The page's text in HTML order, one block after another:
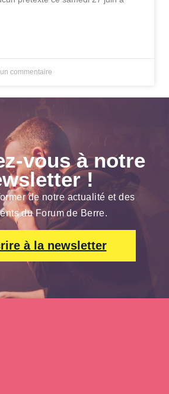
commentaire
vous à notre
!
de notre actualité et des
du Forum de Berre.
à la newsletter